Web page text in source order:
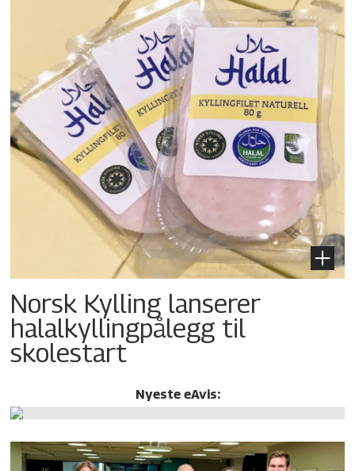
Norsk Kylling lanserer
halalkylling­pålegg til
skolestart
Nyeste eAvis: